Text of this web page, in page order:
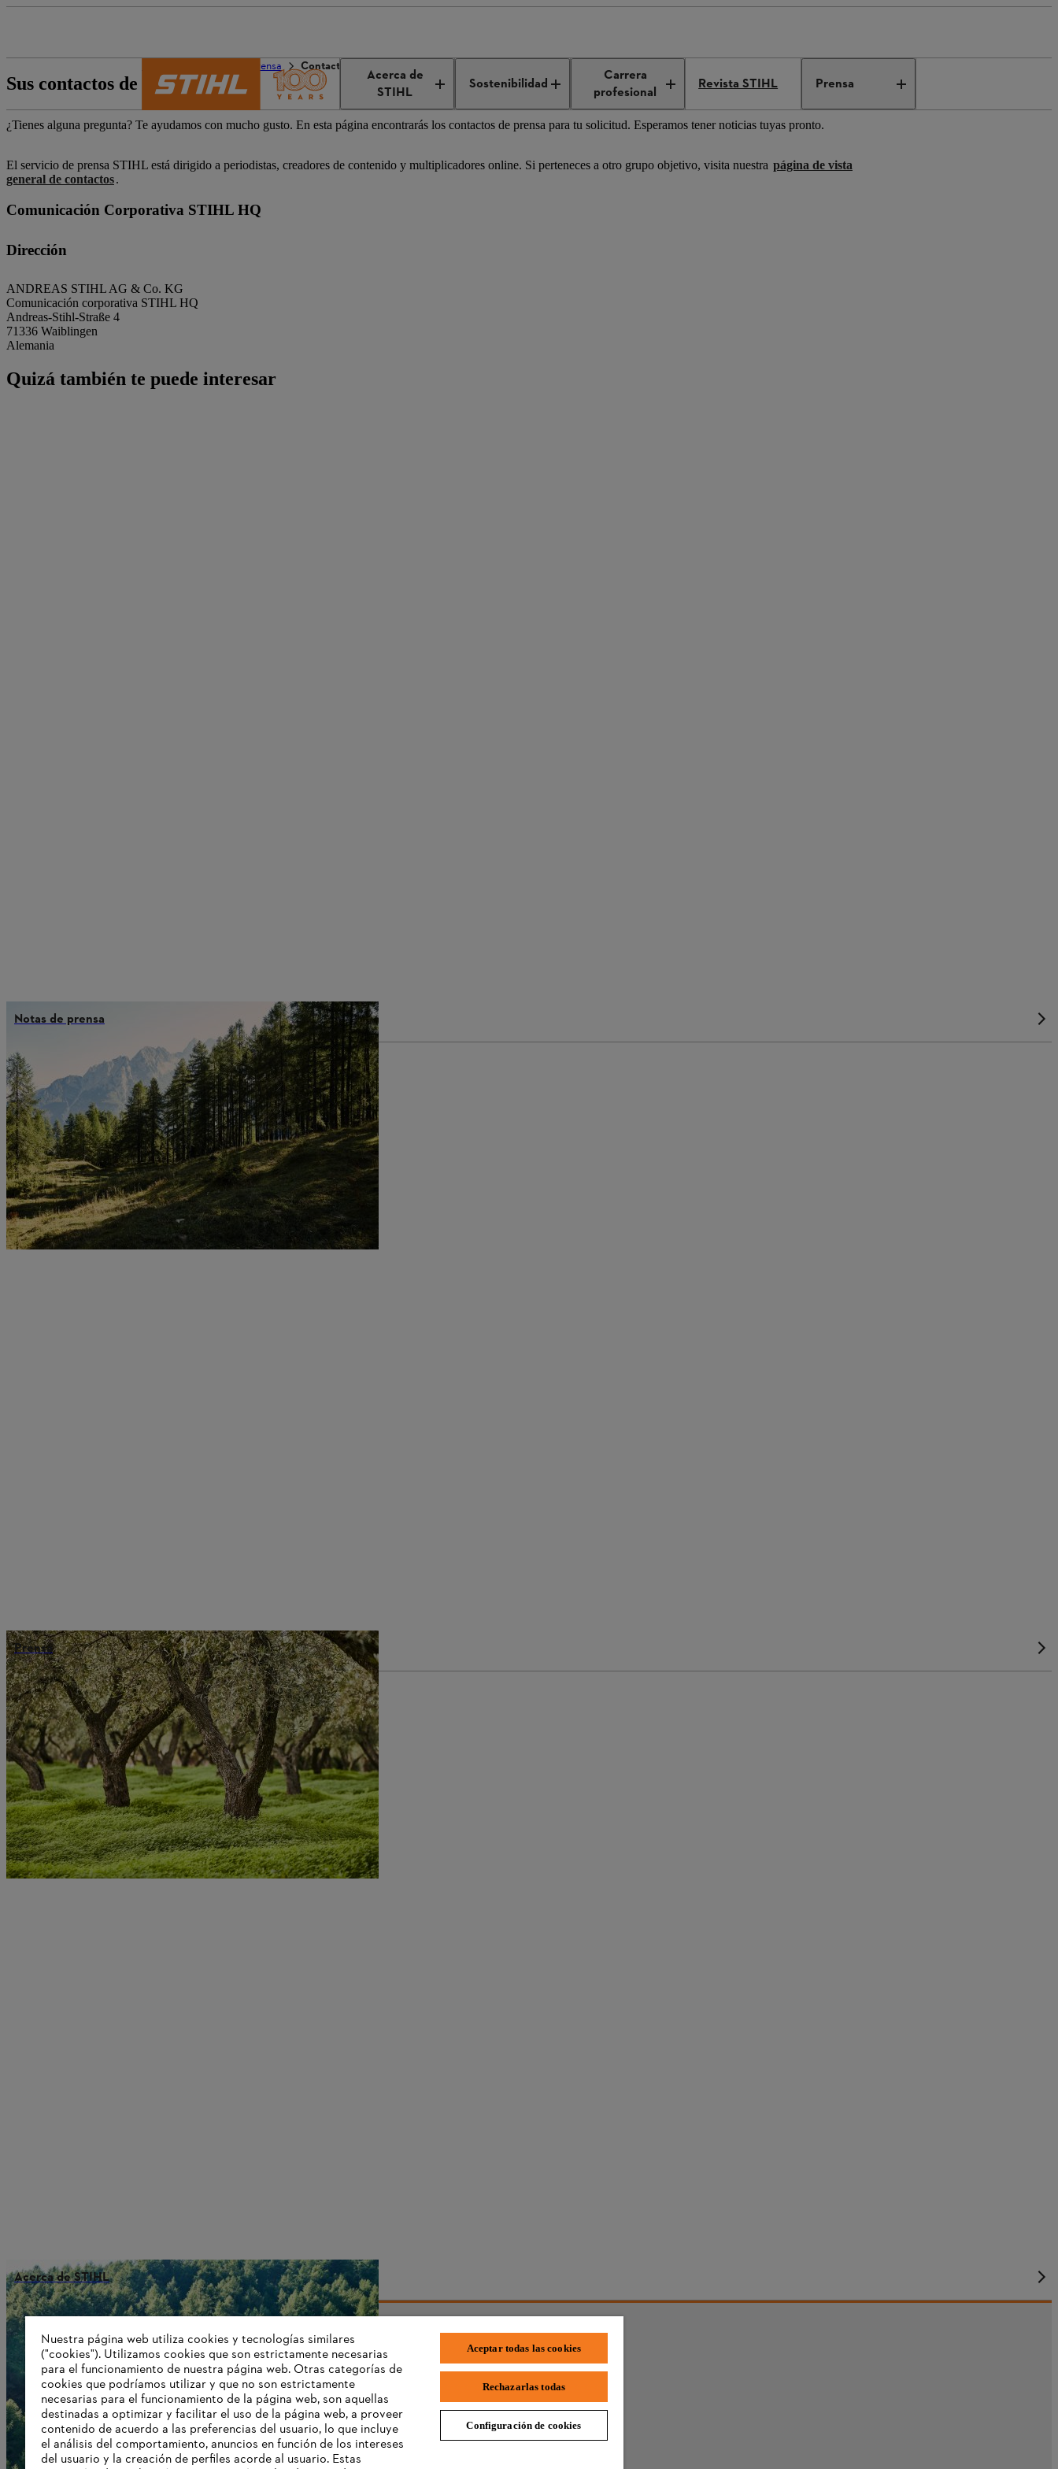
Acerca de
STIHL
Sostenibilidad
Carrera
profesional
Revista STIHL Prensa
Prensa Contacto de prensa
Sus contactos de prensa STIHL
¿Tienes alguna pregunta? Te ayudamos con mucho gusto. En esta página encontrarás los contactos de prensa para tu solicitud. Esperamos tener noticias tuyas pronto.
El servicio de prensa STIHL está dirigido a periodistas, creadores de contenido y multiplicadores online. Si perteneces a otro grupo objetivo, visita nuestra página de vista
general de contactos.
Comunicación Corporativa STIHL HQ
Dirección
ANDREAS STIHL AG & Co. KG
Comunicación corporativa STIHL HQ
Andreas-Stihl-Straße 4
71336 Waiblingen
Alemania
Quizá también te puede interesar
Notas de prensa
Prensa
Acerca de STIHL
Información para proveedores
Productos
Contacto
Carrera profesional
Sistema de denuncia de irregularidades
Nuestra página web utiliza cookies y tecnologías similares
("cookies"). Utilizamos cookies que son estrictamente necesarias
para el funcionamiento de nuestra página web. Otras categorías de
cookies que podríamos utilizar y que no son estrictamente
necesarias para el funcionamiento de la página web, son aquellas
destinadas a optimizar y facilitar el uso de la página web, a proveer
contenido de acuerdo a las preferencias del usuario, lo que incluye
el análisis del comportamiento, anuncios en función de los intereses
del usuario y la creación de perfiles acorde al usuario. Estas
Aceptar todas las cookies
Rechazarlas todas
Configuración de cookies